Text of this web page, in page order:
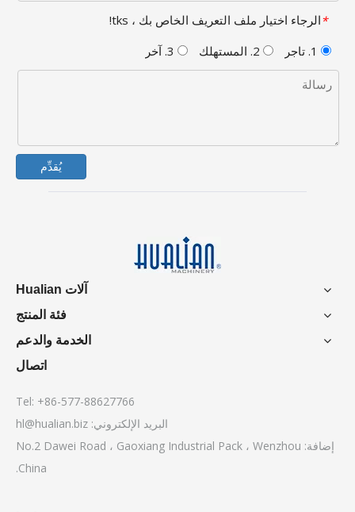
*الرجاء اختيار ملف التعريف الخاص بك ، tks!
يُقدِّم
آلات Hualian
فئة المنتج
الخدمة والدعم
اتصال
Tel: +86-577-88627766
البريد الإلكتروني: hl@hualian.biz
إضافة: No.2 Dawei Road ، Gaoxiang Industrial Pack ، Wenzhou
China.